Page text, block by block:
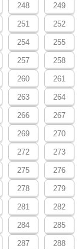
248 249
251 252
254 255
257 258
260 261
263 264
266 267
269 270
272 273
275 276
278 279
281 282
284 285
287 288